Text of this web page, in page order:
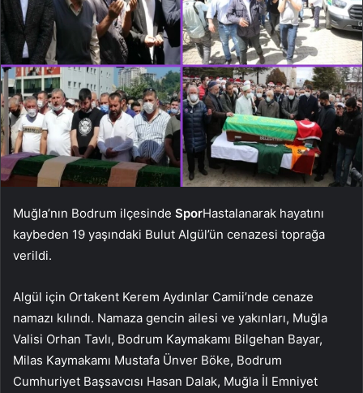
Muğla’nın Bodrum ilçesinde SporHastalanarak hayatını
kaybeden 19 yaşındaki Bulut Algül’ün cenazesi toprağa
verildi.
Algül için Ortakent Kerem Aydınlar Camii’nde cenaze
namazı kılındı. Namaza gencin ailesi ve yakınları, Muğla
Valisi Orhan Tavlı, Bodrum Kaymakamı Bilgehan Bayar,
Milas Kaymakamı Mustafa Ünver Böke, Bodrum
Cumhuriyet Başsavcısı Hasan Dalak, Muğla İl Emniyet